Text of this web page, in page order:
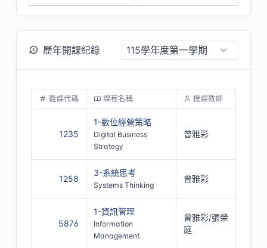
歷年開課紀錄
選課代碼 課程名稱 授課教師
1235
1-數位經營策略
Digital Business
Strategy
曾雅彩
1258
3-系統思考
Systems Thinking
曾雅彩
5876
1-資訊管理
Information
Management
曾雅彩/張榮
庭